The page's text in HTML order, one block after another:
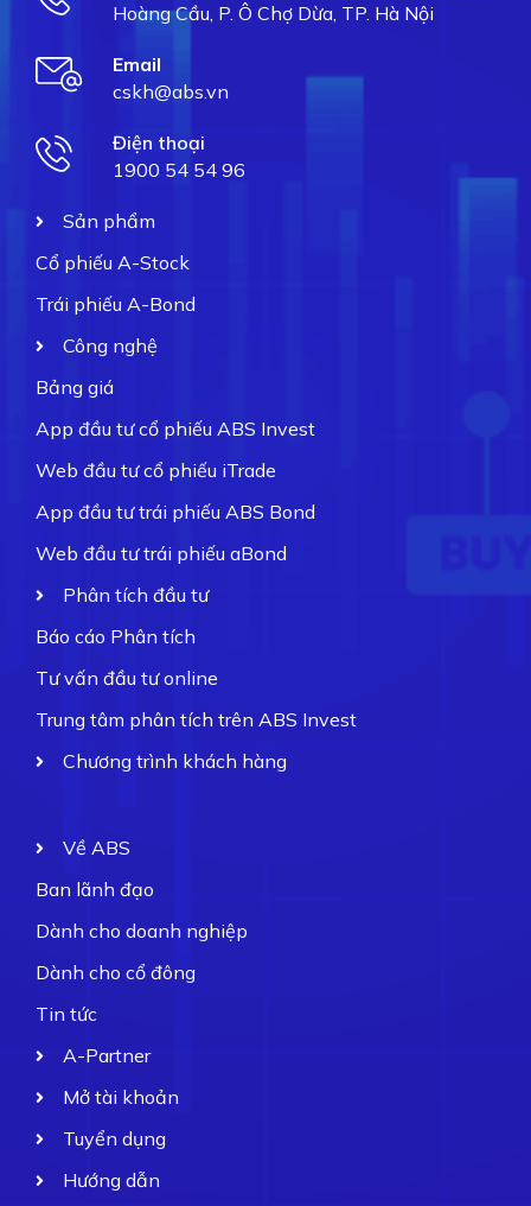
Hoàng Cầu, P. Ô Chợ Dừa, TP. Hà Nội
Email
cskh@abs.vn
Điện thoại
1900 54 54 96
Sản phẩm
Cổ phiếu A-Stock
Trái phiếu A-Bond
Công nghệ
Bảng giá
App đầu tư cổ phiếu ABS Invest
Web đầu tư cổ phiếu iTrade
App đầu tư trái phiếu ABS Bond
Web đầu tư trái phiếu aBond
Phân tích đầu tư
Báo cáo Phân tích
Tư vấn đầu tư online
Trung tâm phân tích trên ABS Invest
Chương trình khách hàng
Về ABS
Ban lãnh đạo
Dành cho doanh nghiệp
Dành cho cổ đông
Tin tức
A-Partner
Mở tài khoản
Tuyển dụng
Hướng dẫn